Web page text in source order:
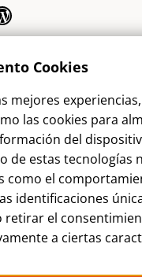
Cookies
mejores
las cookies para
del
de estas tecnologías
como el
identificaciones
retirar el
a ciertas